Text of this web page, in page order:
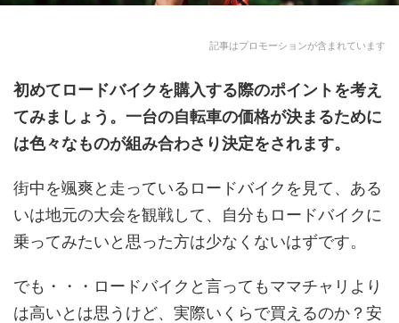
記事はプロモーションが含まれています
初めてロードバイクを購入する際のポイントを考え
てみましょう。一台の自転車の価格が決まるために
は色々なものが組み合わさり決定をされます。
街中を颯爽と走っているロードバイクを見て、ある
いは地元の大会を観戦して、自分もロードバイクに
乗ってみたいと思った方は少なくないはずです。
でも・・・ロードバイクと言ってもママチャリより
は高いとは思うけど、実際いくらで買えるのか？安